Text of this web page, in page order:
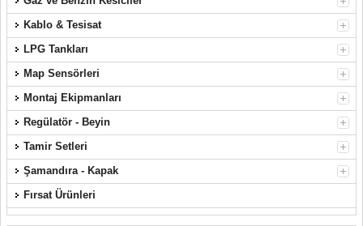
Kablo & Tesisat
LPG Tankları
Map Sensörleri
Montaj Ekipmanları
Regülatör - Beyin
Tamir Setleri
Şamandıra - Kapak
Fırsat Ürünleri